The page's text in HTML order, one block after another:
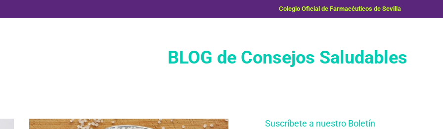
Colegio Oficial de Farmacéuticos de Sevilla
BLOG de Consejos Saludables
Suscríbete a nuestro Boletín